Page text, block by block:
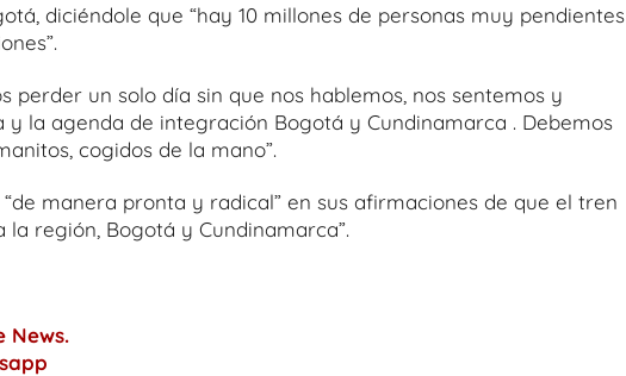
diciéndole que “hay 10 millones de personas muy pendientes
perder un solo día sin que nos hablemos, nos sentemos y
la agenda de integración Bogotá y Cundinamarca . Debemos
cogidos de la mano”.
manera pronta y radical” en sus afirmaciones de que el tren
región, Bogotá y Cundinamarca”.
News.